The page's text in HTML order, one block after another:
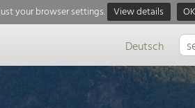
your browser settings. View details OK
Deutsch